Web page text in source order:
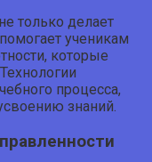
только делает
ученикам
которые
процесса,
знаний.